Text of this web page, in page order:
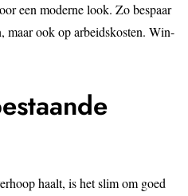
een moderne look. Zo bespaar
maar ook op arbeidskosten. Win-
haalt, is het slim om goed